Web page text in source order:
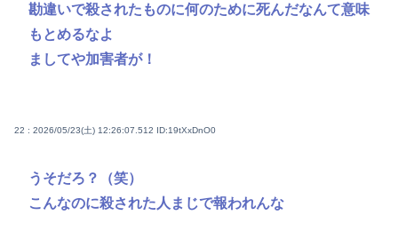
勘違いで殺されたものに何のために死んだなんて意味
もとめるなよ
ましてや加害者が！
22 : 2026/05/23(土) 12:26:07.512 ID:19tXxDnO0
うそだろ？（笑）
こんなのに殺された人まじで報われんな